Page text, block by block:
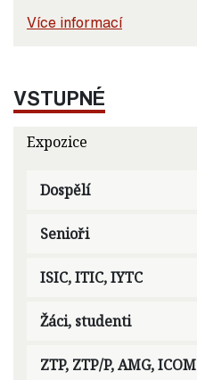
Více informací
VSTUPNÉ
Expozice
Dospělí
Senioři
ISIC, ITIC, IYTC
Žáci, studenti
ZTP, ZTP/P, AMG, ICOM